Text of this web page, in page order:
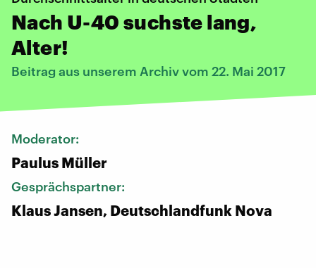
Nach U-40 suchste lang,
Alter!
Beitrag aus unserem Archiv vom 22. Mai 2017
Moderator:
Paulus Müller
Gesprächspartner:
Klaus Jansen, Deutschlandfunk Nova